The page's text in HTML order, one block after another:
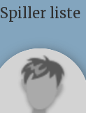
Spiller liste